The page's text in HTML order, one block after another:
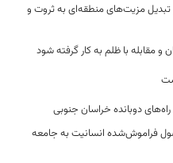
مزیت‌های منطقه‌ای به ثروت و
مقابله با ظلم به کار گرفته شود
فراموش‌شده انسانیت به جامعه